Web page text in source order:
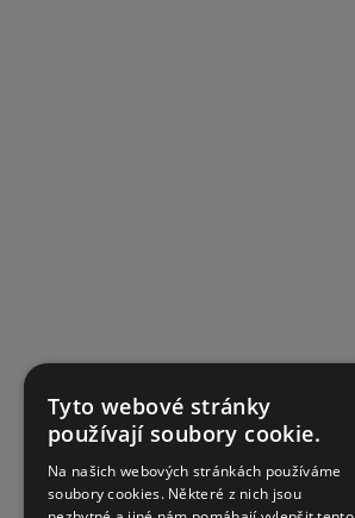
Tyto webové stránky
používají soubory cookie.
Na našich webových stránkách používáme
soubory cookies. Některé z nich jsou